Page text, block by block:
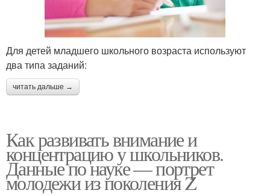
Для детей младшего школьного возраста используют
два типа заданий:
читать дальше →
Как развивать внимание и
концентрацию у школьников.
Данные по науке — портрет
молодежи из поколения Z